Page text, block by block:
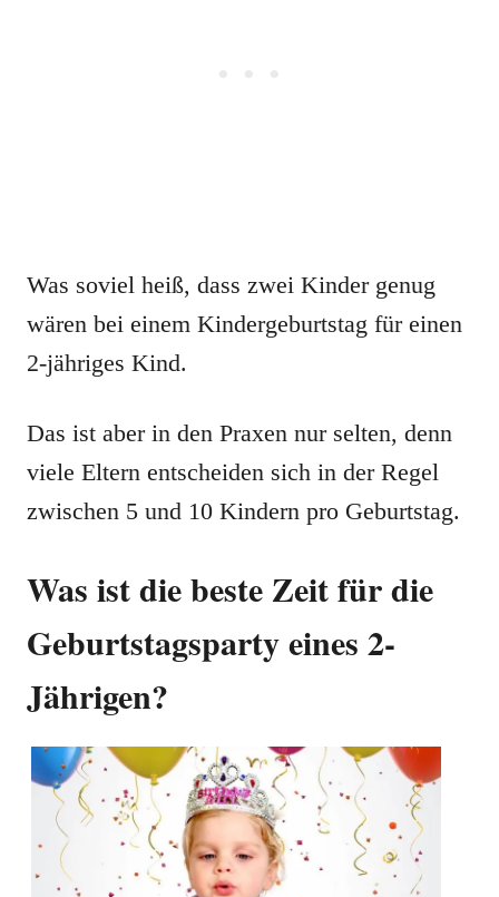
Was soviel heiß, dass zwei Kinder genug
wären bei einem Kindergeburtstag für einen
2-jähriges Kind.
Das ist aber in den Praxen nur selten, denn
viele Eltern entscheiden sich in der Regel
zwischen 5 und 10 Kindern pro Geburtstag.
Was ist die beste Zeit für die
Geburtstagsparty eines 2-
Jährigen?